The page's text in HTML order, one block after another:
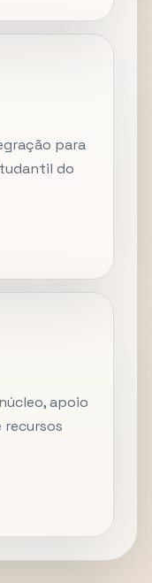
para
do
apoio